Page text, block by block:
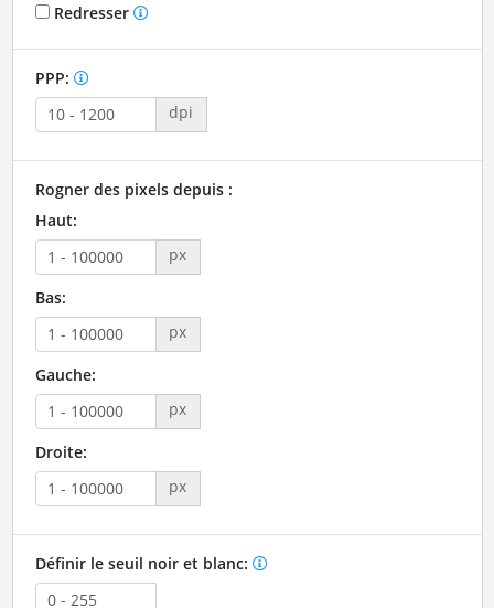
Redresser
PPP:
dpi
Rogner des pixels depuis :
Haut:
px
Bas:
px
Gauche:
px
Droite:
px
Définir le seuil noir et blanc: